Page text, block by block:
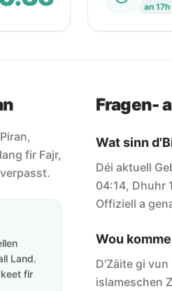
an
fir Fajr,
Land.
fir
Fragen-
Wat sinn
Déi aktuell
04:14, Dhuhr
Offiziell a
Wou
D'Zäite gi
islameschen